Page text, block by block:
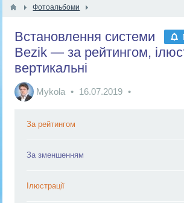
Фотоальбоми
Встановлення системи
Bezik — за рейтингом,
вертикальні
Mykola 16.07.2019
За рейтингом
За зменшенням
Ілюстрації